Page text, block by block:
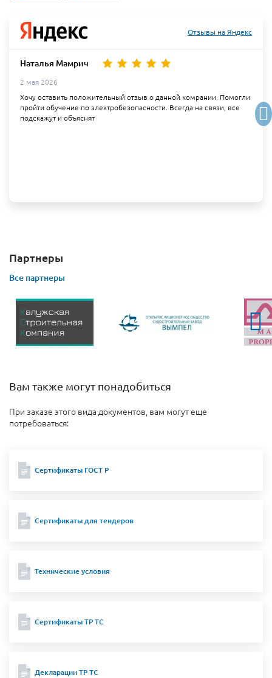
Отзывы на Яндекс
Наталья Мамрич
2 мая 2026
Хочу оставить положительный отзыв о данной комрании. Помогли
пройти обучение по электробезопасности. Всегда на связи, все
подскажут и объяснят
Партнеры
Все партнеры
Вам также могут понадобиться
При заказе этого вида документов, вам могут еще
потребоваться:
Сертификаты ГОСТ Р
Сертификаты для тендеров
Технические условия
Сертификаты ТР ТС
Декларации ТР ТС